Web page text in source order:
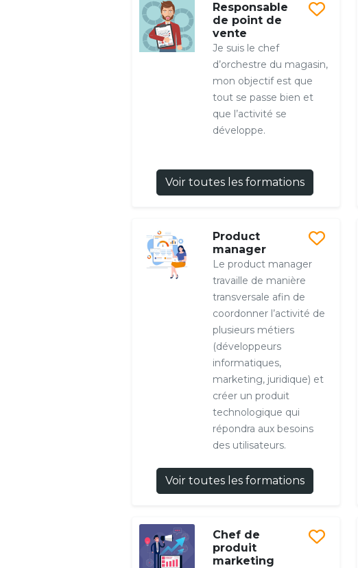
Responsable
de point de
vente
Je suis le chef
d’orchestre du magasin,
mon objectif est que
tout se passe bien et
que l’activité se
développe.
Voir toutes les formations
Product
manager
Le product manager
travaille de manière
transversale afin de
coordonner l’activité de
plusieurs métiers
(développeurs
informatiques,
marketing, juridique) et
créer un produit
technologique qui
répondra aux besoins
des utilisateurs.
Voir toutes les formations
Chef de
produit
marketing